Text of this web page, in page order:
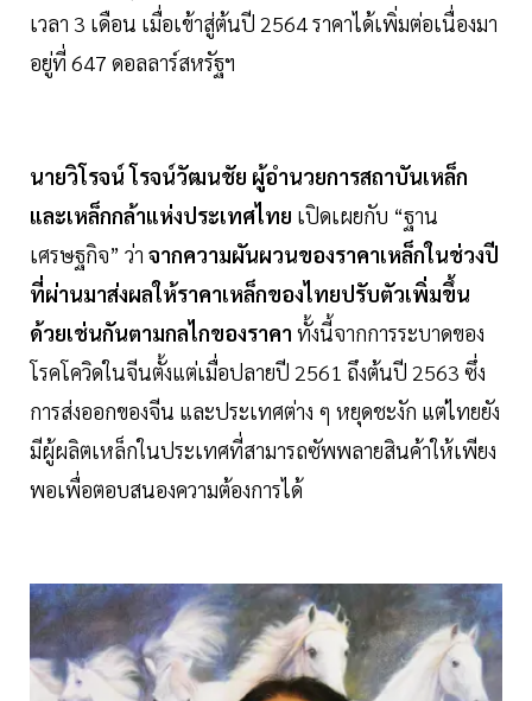
เวลา 3 เดือน เมื่อเข้าสู่ต้นปี 2564 ราคาได้เพิ่มต่อเนื่องมา
อยู่ที่ 647 ดอลลาร์สหรัฐฯ
นายวิโรจน์ โรจน์วัฒนชัย ผู้อำนวยการสถาบันเหล็ก
และเหล็กกล้าแห่งประเทศไทย เปิดเผยกับ “ฐาน
เศรษฐกิจ” ว่า จากความผันผวนของราคาเหล็กในช่วงปี
ที่ผ่านมาส่งผลให้ราคาเหล็กของไทยปรับตัวเพิ่มขึ้น
ด้วยเช่นกันตามกลไกของราคา ทั้งนี้จากการระบาดของ
โรคโควิดในจีนตั้งแต่เมื่อปลายปี 2561 ถึงต้นปี 2563 ซึ่ง
การส่งออกของจีน และประเทศต่าง ๆ หยุดชะงัก แต่ไทยยัง
มีผู้ผลิตเหล็กในประเทศที่สามารถซัพพลายสินค้าให้เพียง
พอเพื่อตอบสนองความต้องการได้